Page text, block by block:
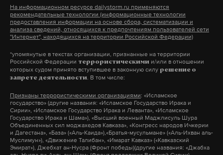
2018 года Мавриди создал банду для незаконного
удержания адвоката Алексея Завгороднего, чтобы
завладеть его недвижимостью. Юрист под
квартиры общей стоимостью порядка 55
миллионов рублей и одно парковочное место в
найден после убийства Маругова.
Подпишитесь на Daily Storm вMAX. Он
работает там, где тормозит интернет.
Подпишитесь на Daily Storm вMAX. Он
работает там, где тормозит интернет.
Макс Telegram
Дзен VK
На информационном ресурсе dailystorm.ru применяются
рекомендательные технологии (информационные технологии
предоставления информации на основе сбора, систематизации и
анализа сведений, относящихся к предпочтениям пользователей сети
"Интернет", находящихся на территории Российской Федерации)
*упомянутые в текстах организации, признанные на территории
Российской Федерации террористическими и/или в отношении
которых судом принято вступившее в законную силу решение о
запрете деятельности. В том числе:
Признаны террористическими организациями: «Исламское
государство» (другие названия: «Исламское Государство Ирака и
Сирии», «Исламское Государство Ирака и Леванта», «Исламское
Государство Ирака и Шама»), «Высший военный Маджлисуль Шура
Объединенных сил моджахедов Кавказа», «Конгресс народов Ичкерии
и Дагестана», «База» («Аль-Каида»),«Братья-мусульмане» («Аль-Ихван аль-
Муслимун»), «Движение Талибан», «Имарат Кавказ» («Кавказский
Эмират»), Джебхат ан-Нусра (Фронт победы)(другие названия: «Джабха